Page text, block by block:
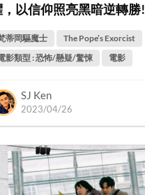
以信仰照亮黑暗逆轉勝!
蒂岡驅魔士
The Pope’s Exorcist
影類型 : 恐怖/懸疑/驚悚
電影
SJ Ken
2023/04/26